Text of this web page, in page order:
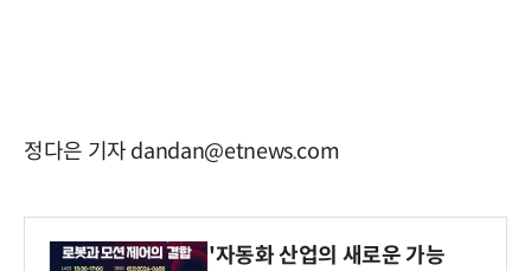
정다은 기자 dandan@etnews.com
'자동화 산업의 새로운 가능